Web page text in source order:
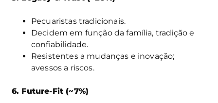
Pecuaristas tradicionais.
Decidem em função da família, tradição e
confiabilidade.
Resistentes a mudanças e inovação;
avessos a riscos.
6. Future-Fit (~7%)